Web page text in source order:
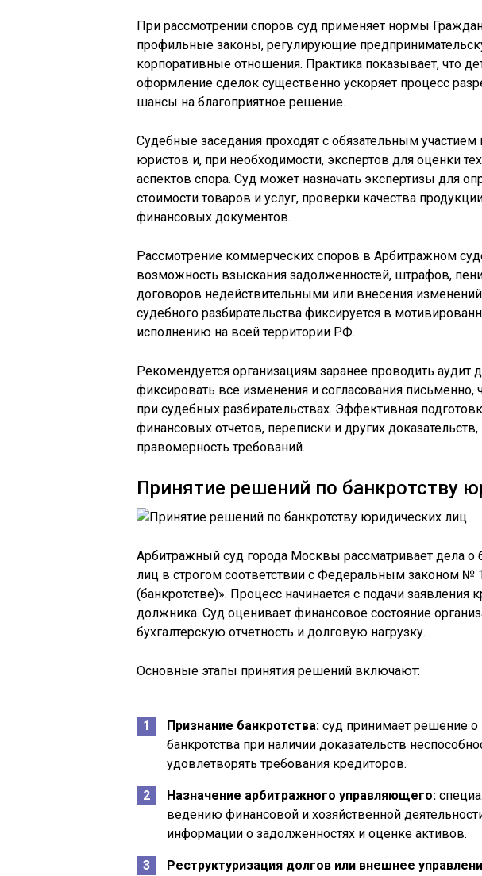
При рассмотрении споров суд применяет нормы
профильные законы, регулирующие
корпоративные отношения. Практика показывает, что
оформление сделок существенно ускоряет процесс
шансы на благоприятное решение.
Судебные заседания проходят с обязательным участием
юристов и, при необходимости, экспертов для оценки
аспектов спора. Суд может назначать экспертизы для
стоимости товаров и услуг, проверки качества
финансовых документов.
Рассмотрение коммерческих споров в Арбитражном
возможность взыскания задолженностей, штрафов,
договоров недействительными или внесения изменений
судебного разбирательства фиксируется в
исполнению на всей территории РФ.
Рекомендуется организациям заранее проводить аудит
фиксировать все изменения и согласования
при судебных разбирательствах. Эффективная
финансовых отчетов, переписки и других
правомерность требований.
Принятие решений по банкротству
Арбитражный суд города Москвы рассматривает дела о
лиц в строгом соответствии с Федеральным законом №
(банкротстве)». Процесс начинается с подачи заявления
должника. Суд оценивает финансовое состояние
бухгалтерскую отчетность и долговую нагрузку.
Основные этапы принятия решений включают:
Признание банкротства: суд принимает решение
банкротства при наличии доказательств
удовлетворять требования кредиторов.
Назначение арбитражного управляющего:
ведению финансовой и хозяйственной
информации о задолженностях и оценке активов.
Реструктуризация долгов или внешнее